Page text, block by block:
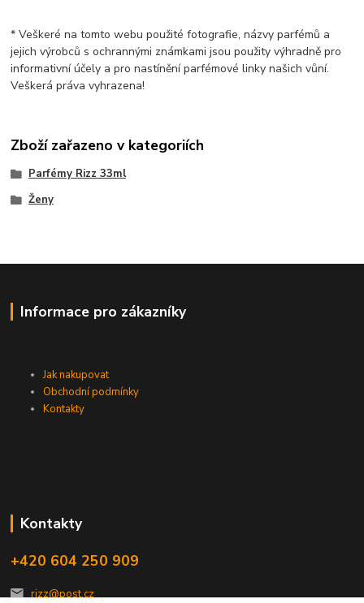
* Veškeré na tomto webu použité fotografie, názvy parfémů a
jejich výrobců s ochrannými známkami jsou použity výhradně pro
informativní účely a pro nastínění parfémové linky našich vůní.
Veškerá práva vyhrazena!
Zboží zařazeno v kategoriích
Parfémy Rizz 33ml
Ženy
Informace pro zákazníky
Jak nakupovat
Obchodní podmínky
Kontakty
Kontakty
+420 604 250 909
rizz@post.cz